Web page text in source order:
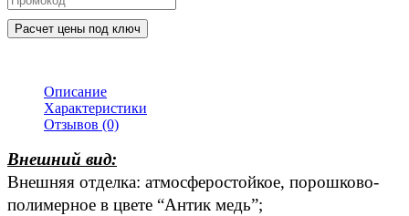
Расчет цены под ключ
Описание
Характеристики
Отзывов (0)
Внешний вид:
Внешняя отделка: атмосферостойкое, порошково-
полимерное в цвете “Антик медь”;